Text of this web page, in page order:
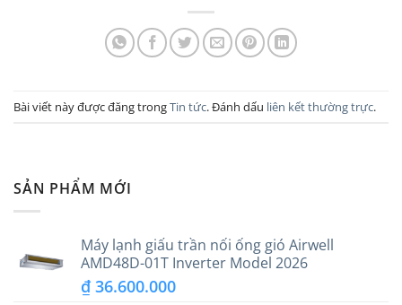
Bài viết này được đăng trongTin tức. Đánh dấu liên kết thường trực.
SẢN PHẨM MỚI
Máy lạnh giấu trần nối ống gió Airwell
AMD48D-01T Inverter Model 2026
₫ 36.600.000